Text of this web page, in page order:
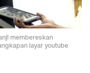
membereskan
layar youtube